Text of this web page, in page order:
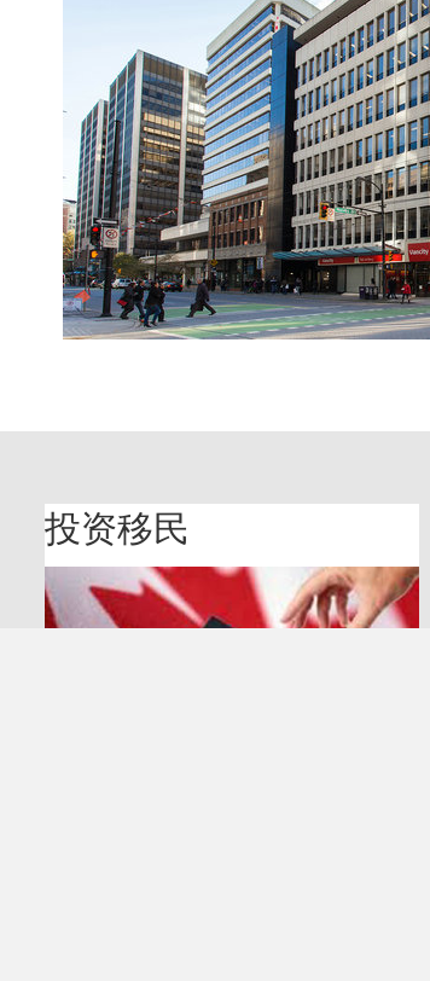
投资移民